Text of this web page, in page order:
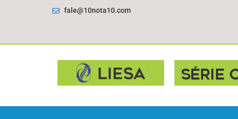
fale@10nota10.com